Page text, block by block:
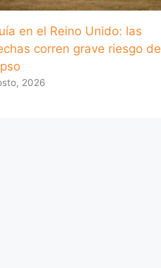
en el Reino Unido: las
corren grave riesgo de
2026